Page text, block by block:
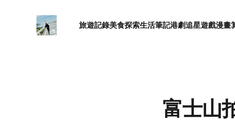
旅遊記錄美食探索生活筆記港劇追星遊戲漫畫
富士山